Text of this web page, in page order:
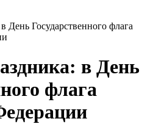
День Государственного флага
в День
флага